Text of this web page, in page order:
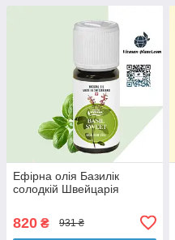
Ефірна олія Базилік
солодкій Швейцарія
820 ₴ 931 ₴